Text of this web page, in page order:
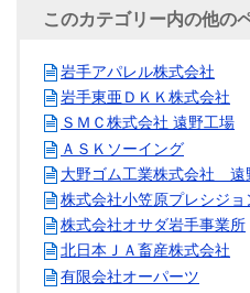
このカテゴリー内の他の
岩手アパレル株式会社
岩手東亜ＤＫＫ株式会社
ＳＭＣ株式会社 遠野工場
ＡＳＫソーイング
大野ゴム工業株式会社 遠
株式会社小笠原プレシジ
株式会社オサダ岩手事業所
北日本ＪＡ畜産株式会社
有限会社オーパーツ